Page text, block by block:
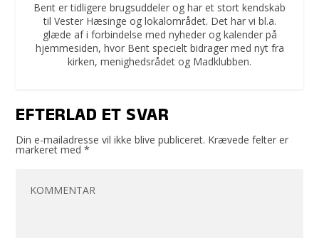
Bent er tidligere brugsuddeler og har et stort kendskab
til Vester Hæsinge og lokalområdet. Det har vi bl.a.
glæde af i forbindelse med nyheder og kalender på
hjemmesiden, hvor Bent specielt bidrager med nyt fra
kirken, menighedsrådet og Madklubben.
EFTERLAD ET SVAR
Din e-mailadresse vil ikke blive publiceret. Krævede felter er
markeret med*